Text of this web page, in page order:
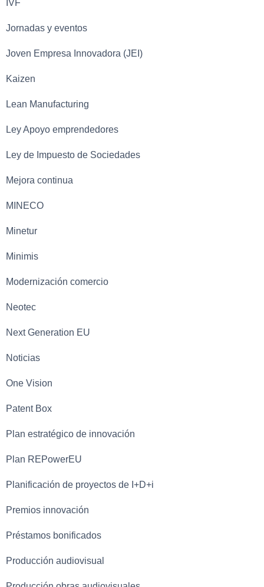
IVF
Jornadas y eventos
Joven Empresa Innovadora (JEI)
Kaizen
Lean Manufacturing
Ley Apoyo emprendedores
Ley de Impuesto de Sociedades
Mejora continua
MINECO
Minetur
Minimis
Modernización comercio
Neotec
Next Generation EU
Noticias
One Vision
Patent Box
Plan estratégico de innovación
Plan REPowerEU
Planificación de proyectos de I+D+i
Premios innovación
Préstamos bonificados
Producción audiovisual